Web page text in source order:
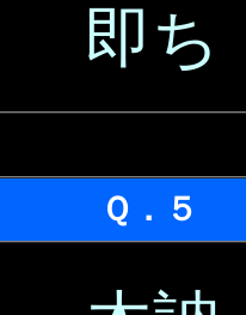
即ち
Ｑ．５